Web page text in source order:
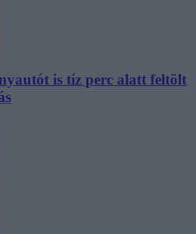
is tíz perc alatt feltölt